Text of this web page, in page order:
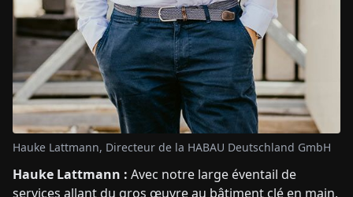
Hauke Lattmann, Directeur de la HABAU Deutschland GmbH
Hauke Lattmann : Avec notre large éventail de
services allant du gros œuvre au bâtiment clé en main,